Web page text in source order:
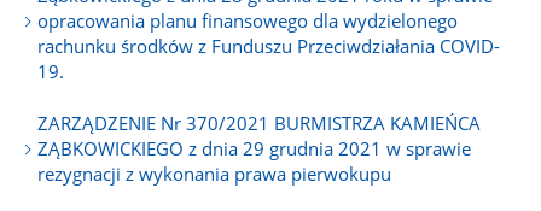
opracowania planu finansowego dla wydzielonego
rachunku środków z Funduszu Przeciwdziałania COVID-
19.
ZARZĄDZENIE Nr 370/2021 BURMISTRZA KAMIEŃCA
ZĄBKOWICKIEGO z dnia 29 grudnia 2021 w sprawie
rezygnacji z wykonania prawa pierwokupu